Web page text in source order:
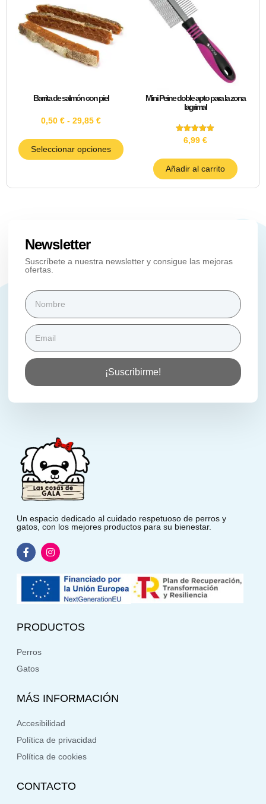
Barrita de salmón con piel
0,50 € - 29,85 €
Seleccionar opciones
Mini Peine doble apto para la zona
lagrimal
Valorado
con
de 5
6,99 €
Añadir al carrito
Newsletter
Suscríbete a nuestra newsletter y consigue las mejoras
ofertas.
¡Suscribirme!
Un espacio dedicado al cuidado respetuoso de perros y
gatos, con los mejores productos para su bienestar.
PRODUCTOS
Perros
Gatos
MÁS INFORMACIÓN
Accesibilidad
Política de privacidad
Política de cookies
CONTACTO